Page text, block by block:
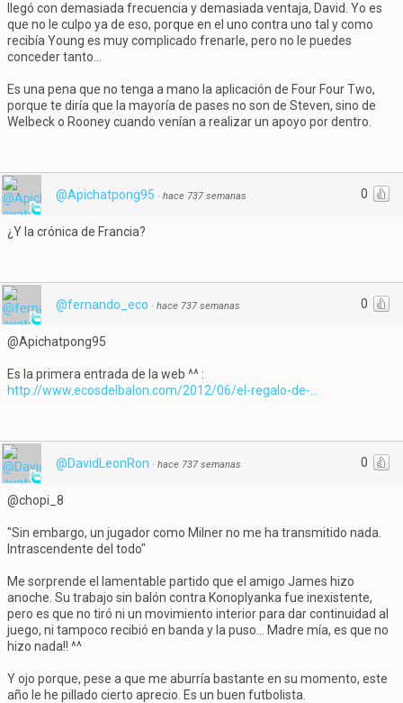
llegó con demasiada frecuencia y demasiada ventaja, David. Yo es
que no le culpo ya de eso, porque en el uno contra uno tal y como
recibía Young es muy complicado frenarle, pero no le puedes
conceder tanto...
Es una pena que no tenga a mano la aplicación de Four Four Two,
porque te diría que la mayoría de pases no son de Steven, sino de
Welbeck o Rooney cuando venían a realizar un apoyo por dentro.
0
@Apichatpong95 · hace 737 semanas
¿Y la crónica de Francia?
0
@fernando_eco · hace 737 semanas
@Apichatpong95
Es la primera entrada de la web ^^ :
http://www.ecosdelbalon.com/2012/06/el-regalo-de-...
0
@DavidLeonRon · hace 737 semanas
@chopi_8
"Sin embargo, un jugador como Milner no me ha transmitido nada.
Intrascendente del todo"
Me sorprende el lamentable partido que el amigo James hizo
anoche. Su trabajo sin balón contra Konoplyanka fue inexistente,
pero es que no tiró ni un movimiento interior para dar continuidad al
juego, ni tampoco recibió en banda y la puso... Madre mía, es que no
hizo nada!! ^^
Y ojo porque, pese a que me aburría bastante en su momento, este
año le he pillado cierto aprecio. Es un buen futbolista.